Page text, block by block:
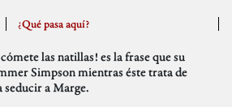
¿Qué pasa aquí?
las natillas! es la frase que su
Simpson mientras éste trata de
seducir a Marge.